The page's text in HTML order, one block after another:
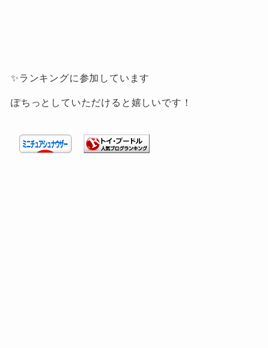
✨ランキングに参加しています
ぽちっとしていただけると嬉しいです！